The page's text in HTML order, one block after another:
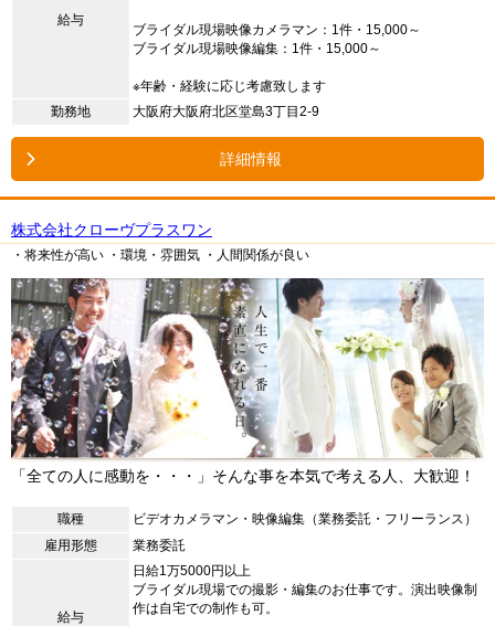
給与
ブライダル現場映像カメラマン：1件・15,000～
ブライダル現場映像編集：1件・15,000～
※年齢・経験に応じ考慮致します
勤務地
大阪府大阪府北区堂島3丁目2-9
詳細情報
株式会社クローヴプラスワン
・将来性が高い ・環境・雰囲気 ・人間関係が良い
「全ての人に感動を・・・」そんな事を本気で考える人、大歓迎！
職種
ビデオカメラマン・映像編集（業務委託・フリーランス）
雇用形態
業務委託
給与
日給1万5000円以上
ブライダル現場での撮影・編集のお仕事です。演出映像制
作は自宅での制作も可。